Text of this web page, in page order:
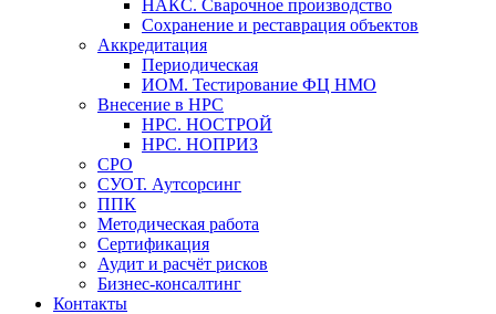
НАКС. Сварочное производство
Сохранение и реставрация объектов
Аккредитация
Периодическая
ИОМ. Тестирование ФЦ НМО
Внесение в НРС
НРС. НОСТРОЙ
НРС. НОПРИЗ
СРО
СУОТ. Аутсорсинг
ППК
Методическая работа
Сертификация
Аудит и расчёт рисков
Бизнес-консалтинг
Контакты